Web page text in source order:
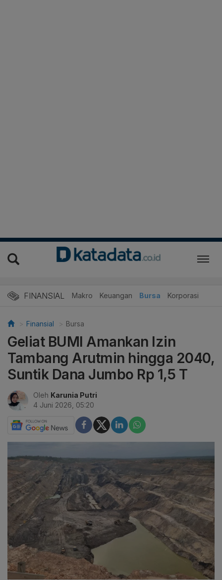
FINANSIAL Makro Keuangan Bursa Korporasi
Finansial Bursa
Geliat BUMI Amankan Izin
Tambang Arutmin hingga 2040,
Suntik Dana Jumbo Rp 1,5 T
Oleh Karunia Putri
4 Juni 2026, 05:20